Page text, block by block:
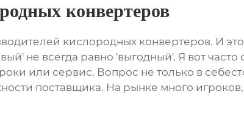
конвертеров
кислородных конвертеров. И
не всегда равно 'выгодный'. Я вот
или сервис. Вопрос не только в
поставщика. На рынке много